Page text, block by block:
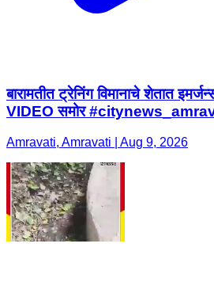
बारामतीत ट्रेनिंग विमानाचे शेतात
VIDEO समोर
Amravati, Amravati | Aug 9, 2026